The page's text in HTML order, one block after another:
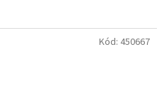
Kód: 450667